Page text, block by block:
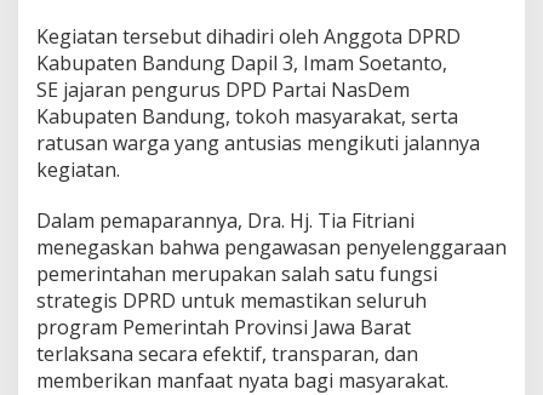
a
a
n
d
i
a
C
i
b
u
r
i
a
Kegiatan tersebut dihadiri oleh Anggota DPRD
Kabupaten Bandung Dapil 3, Imam Soetanto,
SE jajaran pengurus DPD Partai NasDem
Kabupaten Bandung, tokoh masyarakat, serta
ratusan warga yang antusias mengikuti jalannya
kegiatan.
Dalam pemaparannya, Dra. Hj. Tia Fitriani
menegaskan bahwa pengawasan penyelenggaraan
pemerintahan merupakan salah satu fungsi
strategis DPRD untuk memastikan seluruh
program Pemerintah Provinsi Jawa Barat
terlaksana secara efektif, transparan, dan
memberikan manfaat nyata bagi masyarakat.